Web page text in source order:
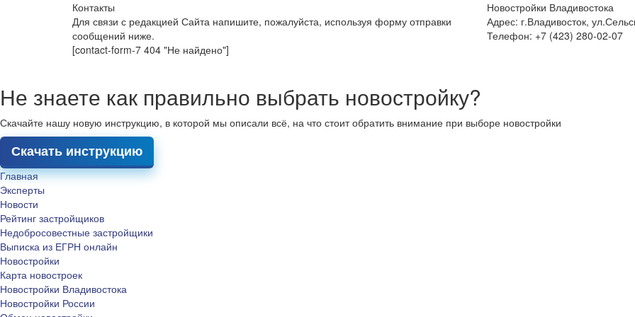
Контакты
Для связи с редакцией Сайта напишите, пожалуйста, используя форму отправки
сообщений ниже.
[contact-form-7 404 "Не найдено"]
Новостройки Владивостока
Адрес: г.Владивосток,
Телефон: +7 (423) 280-02-07
Не знаете как правильно выбрать новостройку?
Скачайте нашу новую инструкцию, в которой мы описали всё, на что стоит обратить внимание при выборе новостройки
Скачать инструкцию
Главная
Эксперты
Новости
Рейтинг застройщиков
Недобросовестные застройщики
Выписка из ЕГРН онлайн
Новостройки
Карта новостроек
Новостройки Владивостока
Новостройки России